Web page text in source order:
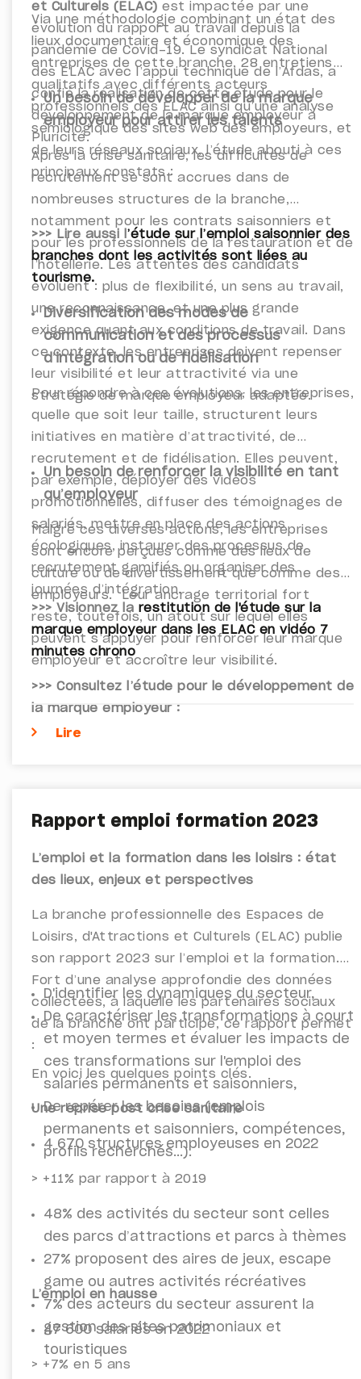
et Culturels (ELAC) est impactée par une
évolution du rapport au travail depuis la
pandémie de Covid-19. Le syndicat National
des ELAC avec l’appui technique de l’Afdas, a
confié la réalisation de cette étude pour le
développement de la marque employeur à
Pluricité.
Via une méthodologie combinant un état des
lieux documentaire et économique des
entreprises de cette branche, 28 entretiens
qualitatifs avec différents acteurs
professionnels des ELAC ainsi qu’une analyse
sémiologique des sites web des employeurs, et
de leurs réseaux sociaux, l’étude abouti à ces
principaux constats :
Un besoin de développer de la marque
employeur pour attirer les talents
Après la crise sanitaire, les difficultés de
recrutement se sont accrues dans de
nombreuses structures de la branche,
notamment pour les contrats saisonniers et
pour les professionnels de la restauration et de
l’hôtellerie. Les attentes des candidats
évoluent : plus de flexibilité, un sens au travail,
une reconnaissance, et une plus grande
exigence quant aux conditions de travail.
Dans
ce contexte, les entreprises doivent repenser
leur visibilité et leur attractivité via une
stratégie de marque employeur adaptée.
>>> Lire aussi l ’étude sur l’emploi saisonnier des
branches dont les activités sont liées au
tourisme.
Diversification des modes de
communication et des processus
d’intégration ou de fidélisation
Pour répondre à ces évolutions, les entreprises,
quelle que soit leur taille, structurent leurs
initiatives en matière d’attractivité, de
recrutement et de fidélisation. Elles peuvent,
par exemple, déployer des vidéos
promotionnelles, diffuser des témoignages de
salariés, mettre en place des actions
écologiques, instaurer des processus de
recrutement gamifiés ou organiser des
journées d’intégration.
Un besoin de renforcer la visibilité en tant
qu’employeur
Malgré ces diverses actions, les entreprises
sont encore perçues comme des lieux de
culture ou de divertissement que comme des
employeurs. Leur ancrage territorial fort
reste, toutefois, un atout sur lequel elles
peuvent s’appuyer pour renforcer leur marque
employeur et accroître leur visibilité.
>>> Visionnez la restitution de l'étude sur la
marque employeur dans les ELAC en vidéo 7
minutes chrono
>>> Consultez l’étude pour le développement de
la marque employeur :
Lire
Rapport emploi formation 2023
L’emploi et la formation dans les loisirs : état
des lieux, enjeux et perspectives
La branche professionnelle des Espaces de
Loisirs, d'Attractions et Culturels (ELAC) publie
son rapport 2023 sur l’emploi et la formation.
Fort d’une analyse approfondie des données
collectées, à laquelle les partenaires sociaux
de la branche ont participé, ce rapport permet
:
D'identifier les dynamiques du secteur,
De caractériser les transformations à court
et moyen termes et évaluer les impacts de
ces transformations sur l'emploi des
salariés permanents et saisonniers,
De repérer les besoins (emplois
permanents et saisonniers, compétences,
profils recherchés...).
En voici les quelques points clés.
Une reprise post crise sanitaire
4 670 structures employeuses en 2022
> +11% par rapport à 2019
48% des activités du secteur sont celles
des parcs d’attractions et parcs à thèmes
27% proposent des aires de jeux, escape
game ou autres activités récréatives
7% des acteurs du secteur assurent la
gestion des sites patrimoniaux et
touristiques
L’emploi en hausse
47 600 salariés en 2022
> +7% en 5 ans